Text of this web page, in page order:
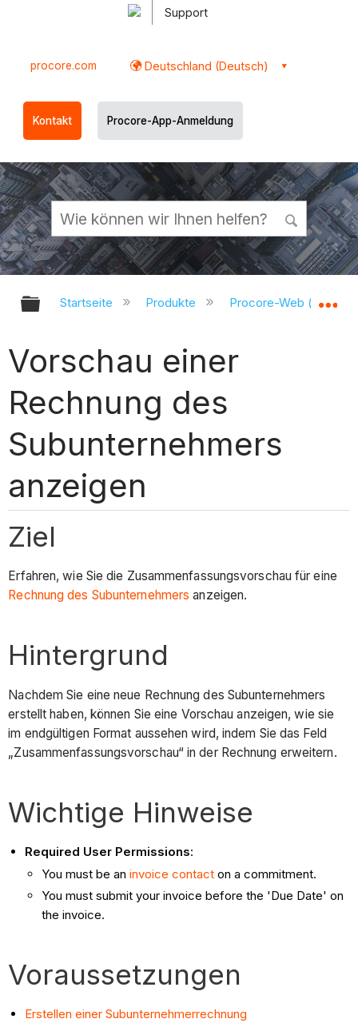
Support
procore.com Deutschland (Deutsch)
Kontakt Procore-App-Anmeldung
Globale Hierarchie auf- und
Startseite Produkte Procore-Web
Vorschau einer
Rechnung des
Subunternehmers
anzeigen
Ziel
Erfahren, wie Sie die Zusammenfassungsvorschau für eine
Rechnung des Subunternehmers anzeigen.
Hintergrund
Nachdem Sie eine neue Rechnung des Subunternehmers
erstellt haben, können Sie eine Vorschau anzeigen, wie sie
im endgültigen Format aussehen wird, indem Sie das Feld
„Zusammenfassungsvorschau“ in der Rechnung erweitern.
Wichtige Hinweise
Required User Permissions:
You must be aninvoice contact on a commitment.
You must submit your invoice before the 'Due Date' on
the invoice.
Voraussetzungen
Erstellen einer Subunternehmerrechnung